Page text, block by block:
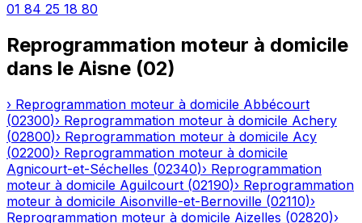
01 84 25 18 80
Reprogrammation moteur à domicile
dans le Aisne (02)
› Reprogrammation moteur à domicile Abbécourt
(02300)› Reprogrammation moteur à domicile Achery
(02800)› Reprogrammation moteur à domicile Acy
(02200)› Reprogrammation moteur à domicile
Agnicourt-et-Séchelles (02340)› Reprogrammation
moteur à domicile Aguilcourt (02190)› Reprogrammation
moteur à domicile Aisonville-et-Bernoville (02110)›
Reprogrammation moteur à domicile Aizelles (02820)›